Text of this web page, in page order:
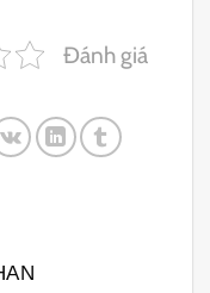
Đánh giá